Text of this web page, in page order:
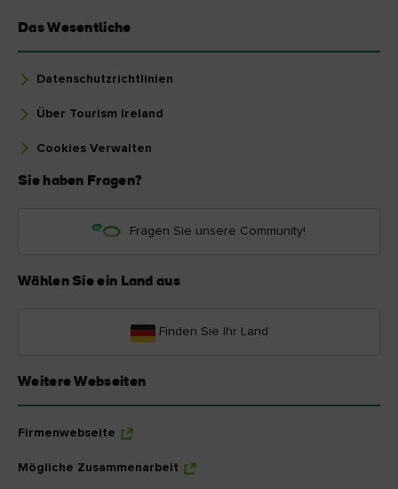
Das Wesentliche
Datenschutzrichtlinien
Über Tourism Ireland
Cookies Verwalten
Sie haben Fragen?
Fragen Sie unsere Community!
Wählen Sie ein Land aus
Finden Sie Ihr Land
Weitere Webseiten
Firmenwebseite
Mögliche Zusammenarbeit